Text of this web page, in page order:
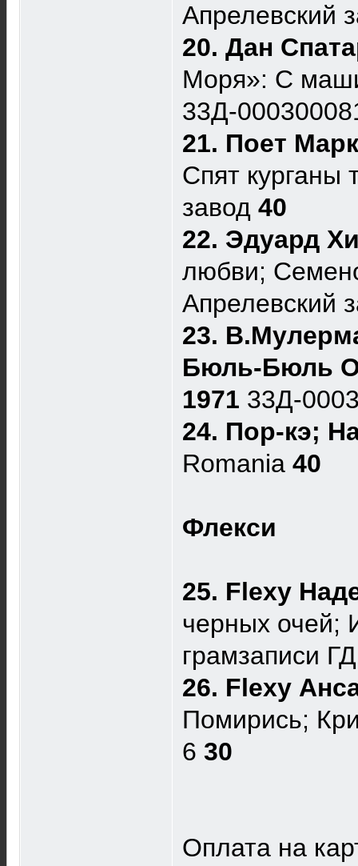
Апрелевский
20. Дан
Моря»: С
33Д-
21. Поет
Спят
завод 40
22. Эдуард
любви;
Апрелевский
23.
Бюль-Бюль
1971 33Д-
24. Пор-кэ;
Romania 40
Флекси
25. Flexy
черных очей;
грамзаписи
26. Flexy
Помирись;
6 30
Оплата на